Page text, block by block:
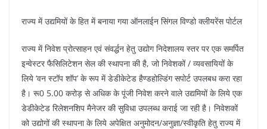
राज्य में उद्यमियों के हित में बनाया गया ऑनलाईन सिंगल विण्डो क्लीयरेंस पोर्टल
राज्य में निवेश प्रोत्साहन एवं संवर्द्धन हेतु उद्योग निदेशालय स्तर पर एक समर्पित
इन्वेस्टर फैसिलिटेशन सेल की स्थापना की है, जो निवेशकों / व्यवसायियों के
लिये ‘वन स्टॉप शॉप’ के रूप में डेडीकेटेड हैण्डहोल्डिंग सपोर्ट उपलबध करा रहा
है। रू0 5.00 करोड़ से अधिक के पूंजी निवेश करने वाले उद्यमियों के लिये एक
डेडीकेटेड रिलेशनशिप मैनेजर की सुविधा उपलब्ध कराई जा रही है। निवेशकों
को उद्योगों की स्थापना के लिये अपेक्षित अनुमोदन/अनुज्ञा/स्वीकृति हेतु राज्य में